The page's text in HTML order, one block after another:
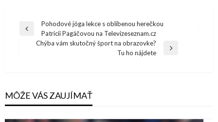
Navigácia
Previous
Pohodové jóga lekce s oblíbenou herečkou
Patricii Pagáčovou na Televizeseznam.cz
Chýba vám skutočný šport na obrazovke?
Tu ho nájdete
MÔŽE VÁS ZAUJÍMAŤ